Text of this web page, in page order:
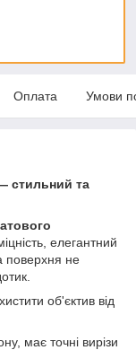
Оплата Умови
стильний та
елегантний
поверхня не
об'єктив від
має точні вирізи